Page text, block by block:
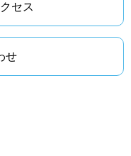
セス
せ